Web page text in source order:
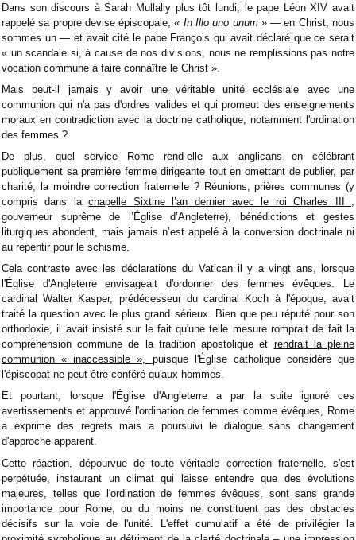
Dans son discours à Sarah Mullally plus tôt lundi, le pape Léon XIV avait
rappelé sa propre devise épiscopale, « In Illo uno unum »— en Christ, nous
sommes un — et avait cité le pape François qui avait déclaré que ce serait
« un scandale si, à cause de nos divisions, nous ne remplissions pas notre
vocation commune à faire connaître le Christ ».
Mais peut-il jamais y avoir une véritable unité ecclésiale avec une
communion qui n'a pas d'ordres valides et qui promeut des enseignements
moraux en contradiction avec la doctrine catholique, notamment l'ordination
des femmes ?
De plus, quel service Rome rend-elle aux anglicans en célébrant
publiquement sa première femme dirigeante tout en omettant de publier, par
charité, la moindre correction fraternelle ? Réunions, prières communes (y
compris dans lachapelle Sixtine l’an dernier avec le roi Charles III ,
gouverneur suprême de l’Église d’Angleterre), bénédictions et gestes
liturgiques abondent, mais jamais n’est appelé à la conversion doctrinale ni
au repentir pour le schisme.
Cela contraste avec les déclarations du Vatican il y a vingt ans, lorsque
l'Église d'Angleterre envisageait d'ordonner des femmes évêques. Le
cardinal Walter Kasper, prédécesseur du cardinal Koch à l'époque, avait
traité la question avec le plus grand sérieux. Bien que peu réputé pour son
orthodoxie, il avait insisté sur le fait qu'une telle mesure romprait de fait la
compréhension commune de la tradition apostolique et rendrait la pleine
communion « inaccessible », puisque l'Église catholique considère que
l'épiscopat ne peut être conféré qu'aux hommes.
Et pourtant, lorsque l'Église d'Angleterre a par la suite ignoré ces
avertissements et approuvé l'ordination de femmes comme évêques, Rome
a exprimé des regrets mais a poursuivi le dialogue sans changement
d'approche apparent.
Cette réaction, dépourvue de toute véritable correction fraternelle, s'est
perpétuée, instaurant un climat qui laisse entendre que des évolutions
majeures, telles que l'ordination de femmes évêques, sont sans grande
importance pour Rome, ou du moins ne constituent pas des obstacles
décisifs sur la voie de l'unité. L'effet cumulatif a été de privilégier la